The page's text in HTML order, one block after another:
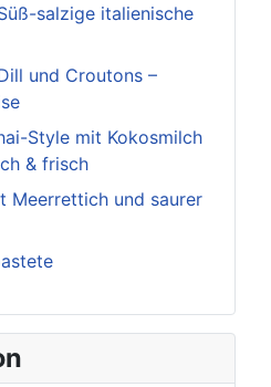
salzige italienische
und Croutons –
Style mit Kokosmilch
& frisch
Meerrettich und saurer